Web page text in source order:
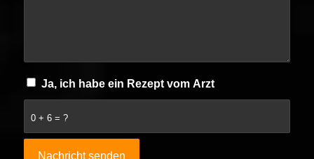
Ja, ich habe ein Rezept vom Arzt
0 + 6 = ?